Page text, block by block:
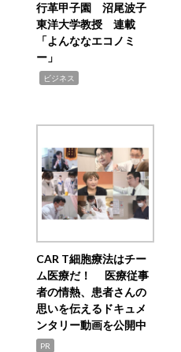
行革甲子園 沼尾波子
東洋大学教授 連載
「よんななエコノミ
ー」
ビジネス
CAR T細胞療法はチー
ム医療だ！ 医療従事
者の情熱、患者さんの
思いを伝えるドキュメ
ンタリー動画を公開中
PR